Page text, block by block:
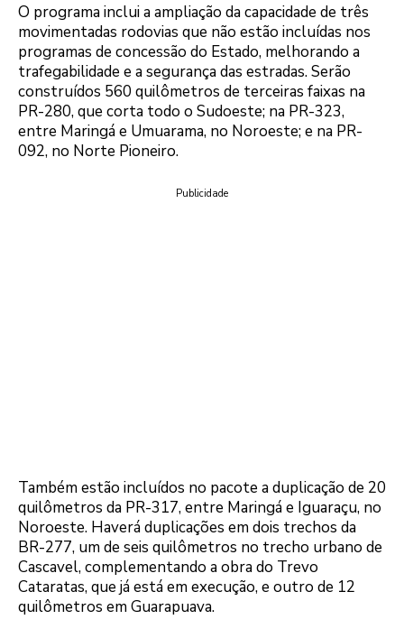
O programa inclui a ampliação da capacidade de três
movimentadas rodovias que não estão incluídas nos
programas de concessão do Estado, melhorando a
trafegabilidade e a segurança das estradas. Serão
construídos 560 quilômetros de terceiras faixas na
PR-280, que corta todo o Sudoeste; na PR-323,
entre Maringá e Umuarama, no Noroeste; e na PR-
092, no Norte Pioneiro.
Publicidade
Também estão incluídos no pacote a duplicação de 20
quilômetros da PR-317, entre Maringá e Iguaraçu, no
Noroeste. Haverá duplicações em dois trechos da
BR-277, um de seis quilômetros no trecho urbano de
Cascavel, complementando a obra do Trevo
Cataratas, que já está em execução, e outro de 12
quilômetros em Guarapuava.